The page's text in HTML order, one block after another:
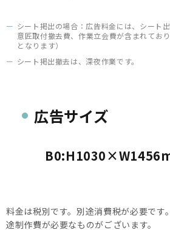
シート掲出の場合：広告料金には、シート
意匠取付撤去費、作業立会費が含まれてお
となります）
シート掲出撤去は、深夜作業です。
広告サイズ
料金は税別です。別途消費税が必要です
途制作費が必要なものがございます。